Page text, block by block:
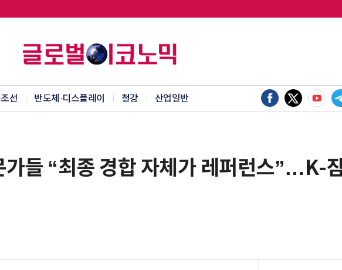
선 반도체·디스플레이 철강 산업일반
들 “최종 경합 자체가 레퍼런스”…K-